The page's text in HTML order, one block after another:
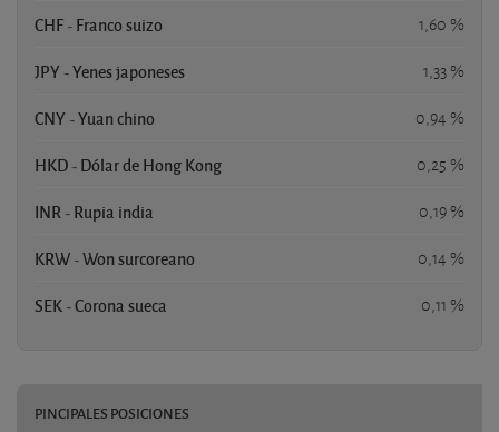
CHF - Franco suizo 1,60 %
JPY - Yenes japoneses 1,33 %
CNY - Yuan chino 0,94 %
HKD - Dólar de Hong Kong 0,25 %
INR - Rupia india 0,19 %
KRW - Won surcoreano 0,14 %
SEK - Corona sueca 0,11 %
PINCIPALES POSICIONES